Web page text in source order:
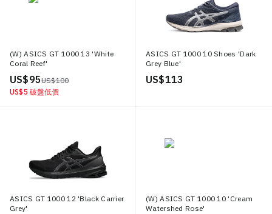
(W) ASICS GT 1000 13 'White
Coral Reef'
US$ 95US$ 100
US$ 5 破盤低價
ASICS GT 1000 10 Shoes 'Dark
Grey Blue'
US$ 113
ASICS GT 1000 12 'Black Carrier
Grey'
(W) ASICS GT 1000 10 'Cream
Watershed Rose'